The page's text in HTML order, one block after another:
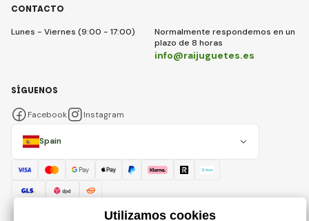
CONTACTO
Lunes - Viernes (9:00 - 17:00)
Normalmente respondemos en un
plazo de 8 horas
info@raijuguetes.es
Spain
SÍGUENOS
Facebook Instagram